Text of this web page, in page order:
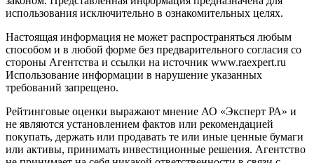
использования исключительно в ознакомительных целях.
Настоящая информация не может распространяться любым
способом и в любой форме без предварительного согласия со
стороны Агентства и ссылки на источник www.raexpert.ru
Использование информации в нарушение указанных
требований запрещено.
Рейтинговые оценки выражают мнение АО «Эксперт РА» и
не являются установлением фактов или рекомендацией
покупать, держать или продавать те или иные ценные бумаги
или активы, принимать инвестиционные решения. Агентство